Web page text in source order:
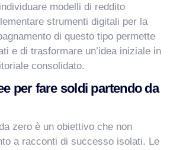
modelli di reddito
strumenti digitali per la
di questo tipo permette
e di trasformare un’idea iniziale in
consolidato.
per fare soldi partendo da
zero è un obiettivo che non
a racconti di successo isolati. Le